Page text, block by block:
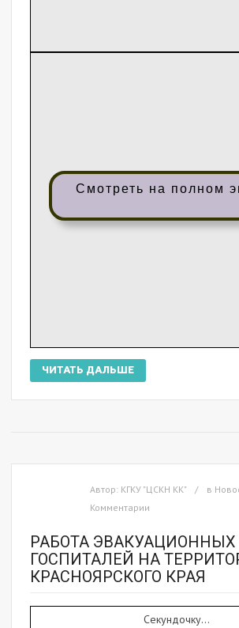
Смотреть на полном
ЧИТАТЬ ДАЛЬШЕ
Автор: КГКУ "ЦСКН КК" в
Комментарии
РАБОТА ЭВАКУАЦИОННЫХ
ГОСПИТАЛЕЙ НА
КРАСНОЯРСКОГО КРАЯ
Секундочку...